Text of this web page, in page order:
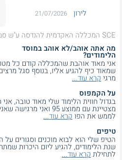
לירון 21/07/2026
SCE המכללה האקדמית להנדסה ע"ש סמי שמעון
מה אתה אוהב/לא אוהב במוסד
הלימודים?
אני מאוד אוהבת שהמכללה קודם כל
שמאוד כיף להגיע אליו, בנוסף סגל
מרגי קרא עוד...
על הקמפוס
בגדול חווית הלימוד שלי מאוד טובה,
מצטיינת עם ממוצע 95 ואני
לממש את הפו קרא עוד...
טיפים
הטיפ שלי הוא לבוא מוכנים וסגורים
שנת הלימודים, להגיע ליום היכרות
לתחילת קרא עוד...